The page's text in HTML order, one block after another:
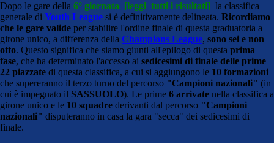
Dopo le gare della 6° giornata [leggi tutti i risultati] la classifica
generale di Youth League si è definitivamente delineata. Ricordiamo
che le gare valide per stabilire l'ordine finale di questa graduatoria a
girone unico, a differenza della Champions League, sono sei e non
otto. Questo significa che siamo giunti all'epilogo di questa prima
fase, che ha determinato l'accesso ai sedicesimi di finale delle prime
22 piazzate di questa classifica, a cui si aggiungono le 10 formazioni
che supereranno il terzo turno del percorso "Campioni nazionali" (in
cui è impegnato il SASSUOLO). Le prime 6 arrivate nella classifica a
girone unico e le 10 squadre derivanti dal percorso "Campioni
nazionali" disputeranno in casa la gara "secca" dei sedicesimi di
finale.